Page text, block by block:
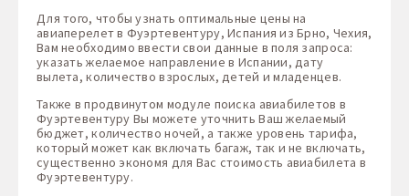
Для того, чтобы узнать оптимальные цены на
авиаперелет в Фуэртевентуру, Испания из Брно, Чехия,
Вам необходимо ввести свои данные в поля запроса:
указать желаемое направление в Испании, дату
вылета, количество взрослых, детей и младенцев.
Также в продвинутом модуле поиска авиабилетов в
Фуэртевентуру Вы можете уточнить Ваш желаемый
бюджет, количество ночей, а также уровень тарифа,
который может как включать багаж, так и не включать,
существенно экономя для Вас стоимость авиабилета в
Фуэртевентуру.